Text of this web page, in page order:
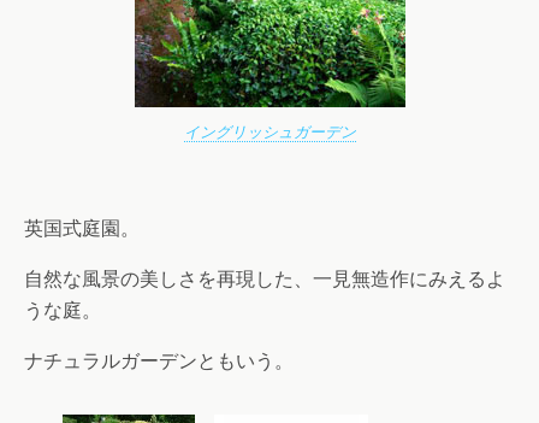
イングリッシュガーデン
英国式庭園。
自然な風景の美しさを再現した、一見無造作にみえるよ
うな庭。
ナチュラルガーデンともいう。